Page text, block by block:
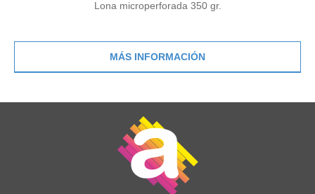
Lona microperforada 350 gr.
MÁS INFORMACIÓN